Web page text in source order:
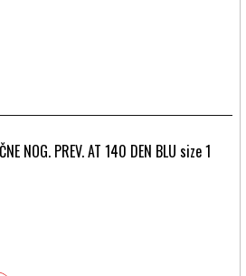
NOG. PREV. AT 140 DEN BLU size 1